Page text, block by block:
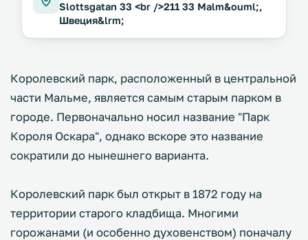
Slottsgatan 33 <br />211 33 Malm&ouml;,
Швеция&lrm;
Королевский парк, расположенный в центральной
части Мальме, является самым старым парком в
городе. Первоначально носил название "Парк
Короля Оскара", однако вскоре это название
сократили до нынешнего варианта.
Королевский парк был открыт в 1872 году на
территории старого кладбища. Многими
горожанами (и особенно духовенством) поначалу